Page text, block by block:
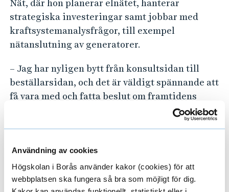
Användning av cookies
Högskolan i Borås använder kakor (cookies) för att
webbplatsen ska fungera så bra som möjligt för dig.
Nät, där hon planerar elnätet, hanterar
strategiska investeringar samt jobbar med
kraftsystemanalysfrågor, till exempel
nätanslutning av generatorer.
– Jag har nyligen bytt från konsultsidan till
beställarsidan, och det är väldigt spännande att
få vara med och fatta beslut om framtidens
forskningsrapport om energilagring, en
rapport som nu finns tillgänglig för
lokalnätsbolag och kan hjälpa dem att fatta
beslut om batterilagring.